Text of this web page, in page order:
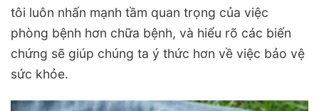
tôi luôn nhấn mạnh tầm quan trọng của việc
phòng bệnh hơn chữa bệnh, và hiểu rõ các biến
chứng sẽ giúp chúng ta ý thức hơn về việc bảo vệ
sức khỏe.